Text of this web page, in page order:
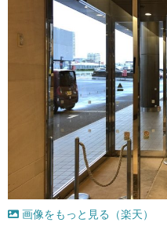
画像をもっと見る（楽天）